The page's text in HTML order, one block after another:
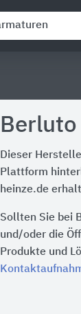
Dieser
Plattform
heinze.de
Sollten Sie bei
und/oder die
Produkte und